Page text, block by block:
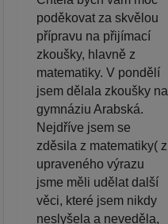
poděkovat za skvělou
přípravu na přijímací
zkoušky, hlavně z
matematiky. V pondělí
jsem dělala zkoušky na
gymnáziu Arabská.
Nejdříve jsem se
zděsila z matematiky( z
upraveného výrazu
jsme měli udělat další
věci, které jsem nikdy
neslyšela a neveděla,